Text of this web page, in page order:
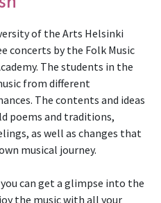
of the Arts Helsinki
concerts by the Folk Music
The students in the
from different
The contents and ideas
poems and traditions,
as well as changes that
musical journey.
can get a glimpse into the
the music with all your